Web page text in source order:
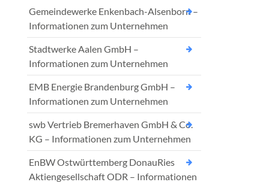
Gemeindewerke Enkenbach-Alsenborn –
Informationen zum Unternehmen
Stadtwerke Aalen GmbH –
Informationen zum Unternehmen
EMB Energie Brandenburg GmbH –
Informationen zum Unternehmen
swb Vertrieb Bremerhaven GmbH & Co.
KG – Informationen zum Unternehmen
EnBW Ostwürttemberg DonauRies
Aktiengesellschaft ODR – Informationen